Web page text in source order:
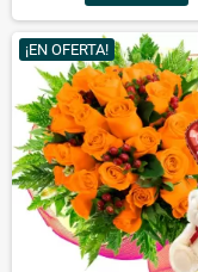
¡EN OFERTA!